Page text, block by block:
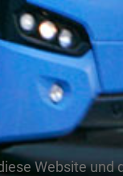
Website und